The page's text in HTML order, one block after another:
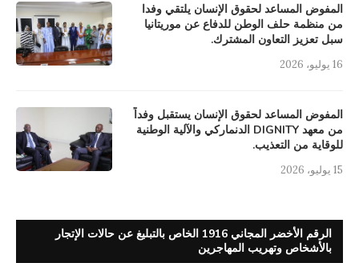
المفوض المساعد لحقوق الإنسان يلتقي وفدا
من منظمة حلف الوطن للدفاع عن موريتانيا
سبل تعزيز التعاون المشترك.
16 يوليو، 2026
المفوض المساعد لحقوق الإنسان يستقبل وفداً
من معهد DIGNITY الدنماركي والآلية الوطنية
للوقاية من التعذيب.
15 يوليو، 2026
الرقم الأخضر المجاني 1916 الخاص بالتبليغ عن حالات الإتجار
بالأشخاص وتهريب المهاجرين